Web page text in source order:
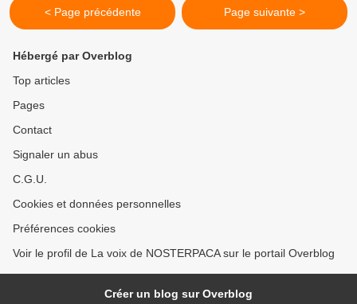
< Page précédente Page suivante >
Hébergé par Overblog
Top articles
Pages
Contact
Signaler un abus
C.G.U.
Cookies et données personnelles
Préférences cookies
Voir le profil de La voix de NOSTERPACA sur le portail Overblog
Créer un blog sur Overblog